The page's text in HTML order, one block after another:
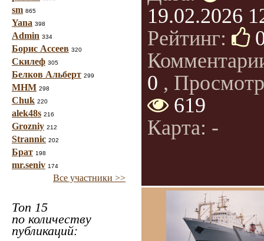
sm 865
Yana 398
Admin 334
Борис Ассеев 320
Скилеф 305
Белков Альберт 299
МНМ 298
Chuk 220
alek48s 216
Grozniy 212
Strannic 202
Брат 198
mr.seniv 174
Все участники >>
Топ 15
по количеству
публикаций:
19.02.2026
Рейтинг:
0 ,
619
Карта: -